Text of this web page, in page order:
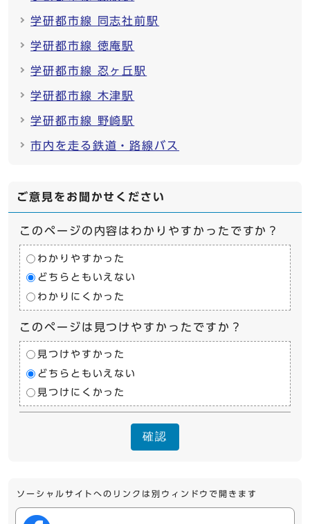
学研都市線 同志社前駅
学研都市線 徳庵駅
学研都市線 忍ヶ丘駅
学研都市線 木津駅
学研都市線 野崎駅
市内を走る鉄道・路線バス
ご意見をお聞かせください
このページの内容はわかりやすかったですか？
わかりやすかった
どちらともいえない
わかりにくかった
このページは見つけやすかったですか？
見つけやすかった
どちらともいえない
見つけにくかった
確認
ソーシャルサイトへのリンクは別ウィンドウで開きます